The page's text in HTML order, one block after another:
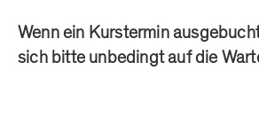
Wenn ein Kurstermin
sich bitte unbedingt auf die